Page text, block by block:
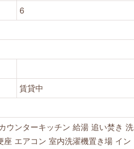
6
賃貸中
カウンターキッチン 給湯 追い焚き 洗
座 エアコン 室内洗濯機置き場 イン